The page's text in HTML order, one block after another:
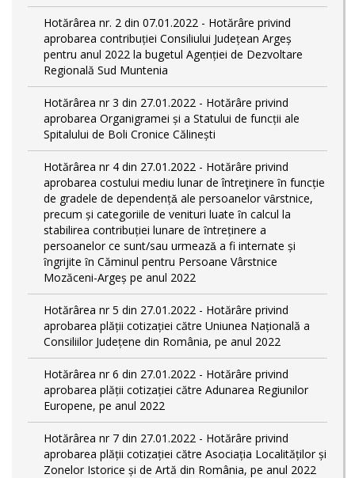
Hotărârea nr. 2 din 07.01.2022 - Hotărâre privind
aprobarea contribuției Consiliului Județean Argeș
pentru anul 2022 la bugetul Agenției de Dezvoltare
Regională Sud Muntenia
Hotărârea nr 3 din 27.01.2022 - Hotărâre privind
aprobarea Organigramei și a Statului de funcții ale
Spitalului de Boli Cronice Călinești
Hotărârea nr 4 din 27.01.2022 - Hotărâre privind
aprobarea costului mediu lunar de întreţinere ȋn funcție
de gradele de dependențǎ ale persoanelor vȃrstnice,
precum și categoriile de venituri luate ȋn calcul la
stabilirea contribuției lunare de ȋntreținere a
persoanelor ce sunt/sau urmeazǎ a fi internate și
ȋngrijite ȋn Căminul pentru Persoane Vârstnice
Mozăceni-Argeș pe anul 2022
Hotărârea nr 5 din 27.01.2022 - Hotărâre privind
aprobarea plății cotizației către Uniunea Națională a
Consiliilor Județene din România, pe anul 2022
Hotărârea nr 6 din 27.01.2022 - Hotărâre privind
aprobarea plății cotizației către Adunarea Regiunilor
Europene, pe anul 2022
Hotărârea nr 7 din 27.01.2022 - Hotărâre privind
aprobarea plății cotizației către Asociația Localităților și
Zonelor Istorice și de Artă din România, pe anul 2022